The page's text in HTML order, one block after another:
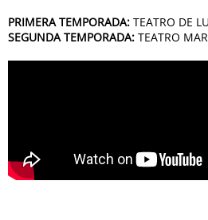
PRIMERA TEMPORADA: TEATRO DE
SEGUNDA TEMPORADA: TEATRO